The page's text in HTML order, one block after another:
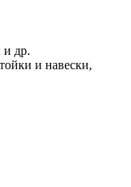
др.
и навески,